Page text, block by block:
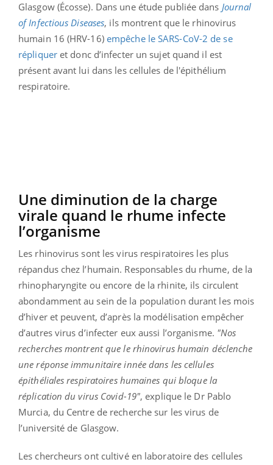
Glasgow (Écosse). Dans une étude publiée dans Journal
of Infectious Diseases, ils montrent que le rhinovirus
humain 16 (HRV-16) empêche le SARS-CoV-2 de se
répliqueret donc d’infecter un sujet quand il est
présent avant lui dans les cellules de l'épithélium
respiratoire.
Une diminution de la charge
virale quand le rhume infecte
l’organisme
Les rhinovirus sont les virus respiratoires les plus
répandus chez l’humain. Responsables du rhume, de la
rhinopharyngite ou encore de la rhinite, ils circulent
abondamment au sein de la population durant les mois
d’hiver et peuvent, d’après la modélisation empêcher
d’autres virus d’infecter eux aussi l’organisme. "Nos
recherches montrent que le rhinovirus humain déclenche
une réponse immunitaire innée dans les cellules
épithéliales respiratoires humaines qui bloque la
réplication du virus Covid-19", explique le Dr Pablo
Murcia, du Centre de recherche sur les virus de
l’université de Glasgow.
Les chercheurs ont cultivé en laboratoire des cellules